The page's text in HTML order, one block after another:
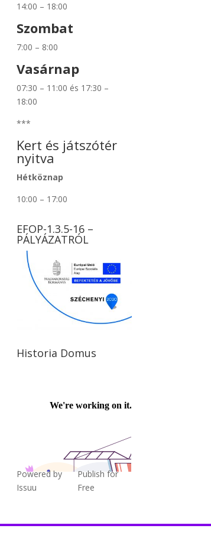
14:00 – 18:00
Szombat
7:00 – 8:00
Vasárnap
07:30 – 11:00 és 17:30 –
18:00
***
Kert és játszótér
nyitva
Hétköznap
10:00 – 17:00
EFOP-1.3.5-16 –
PÁLYÁZATRÓL
Historia Domus
Powered by
Issuu
Publish for
Free